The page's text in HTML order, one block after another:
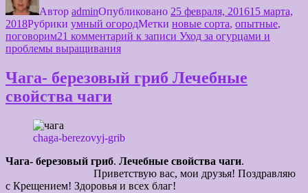
Автор adminОпубликовано 25 февраля, 201615 марта,
2018Рубрики умный огородМетки новые сорта, опытные,
поговорим21 комментарий к записи Уход за огурцами и
проблемы выращивания
Чага- березовый гриб Лечебные
свойства чаги
chaga-berezovyj-grib
Чага- березовый гриб. Лечебные свойства чаги.
Приветствую вас, мои друзья! Поздравляю
с Крещением! Здоровья и всех благ!